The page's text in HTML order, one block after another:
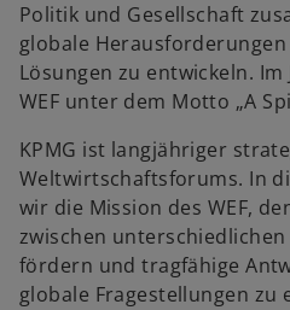
Politik und Gesellschaft
globale
Lösungen zu entwickeln. Im
WEF unter dem Motto „A
KPMG ist langjähriger
Weltwirtschaftsforums. In
wir die Mission des WEF,
zwischen
fördern und tragfähige
globale Fragestellungen zu